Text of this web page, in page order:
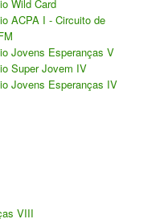
Wild Card
ACPA I - Circuito de
Jovens Esperanças V
Super Jovem IV
Jovens Esperanças IV
VIII